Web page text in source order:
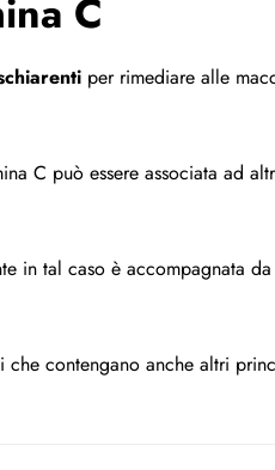
C
per rimediare alle
C può essere associata ad
in tal caso è accompagnata da
contengano anche altri